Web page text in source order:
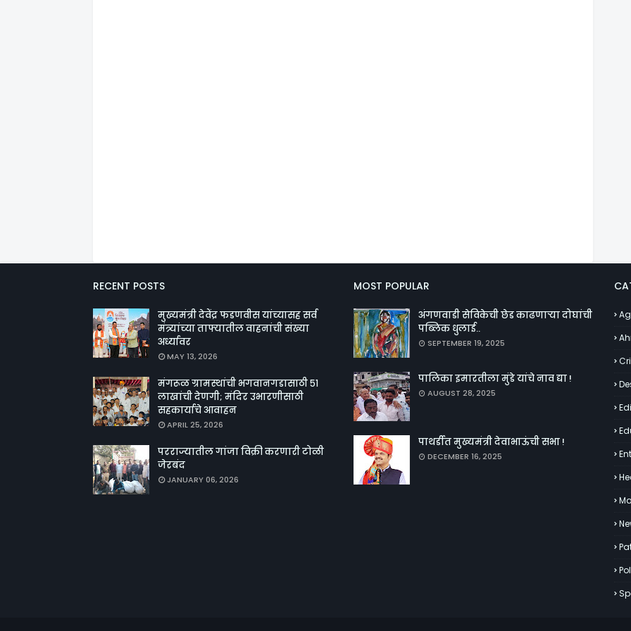
RECENT POSTS
मुख्यमंत्री देवेंद्र फडणवीस यांच्यासह सर्व
मंत्र्यांच्या ताफ्यातील वाहनांची संख्या
अर्ध्यावर
MAY 13, 2026
मंगरूळ ग्रामस्थांची भगवानगडासाठी ५१
लाखांची देणगी; मंदिर उभारणीसाठी
सहकार्याचे आवाहन
APRIL 25, 2026
परराज्यातील गांजा विक्री करणारी टोळी
जेरबंद
JANUARY 06, 2026
MOST POPULAR
अंगणवाडी सेविकेची छेड काढणाऱ्या दोघांची
पब्लिक धुलाई..
SEPTEMBER 19, 2025
पालिका इमारतीला मुंडे यांचे नाव द्या !
AUGUST 28, 2025
पाथर्डीत मुख्यमंत्री देवाभाऊंची सभा !
DECEMBER 16, 2025